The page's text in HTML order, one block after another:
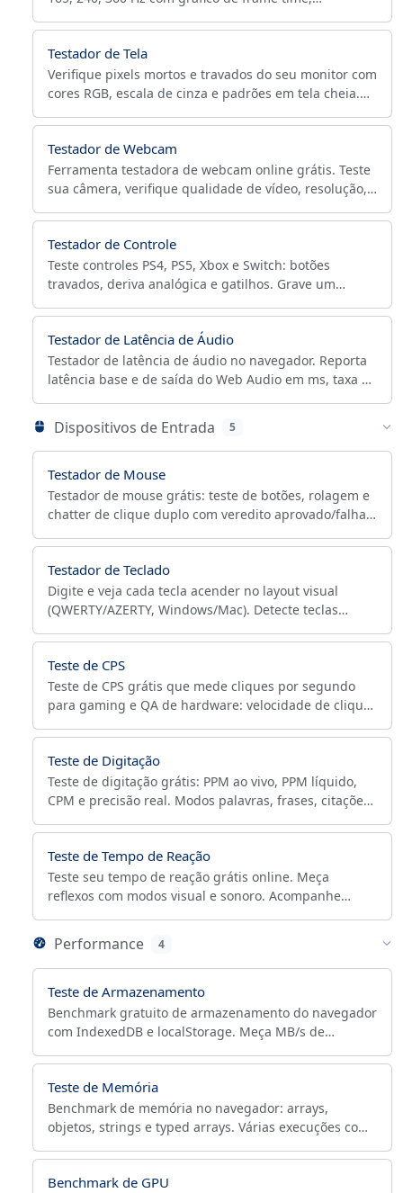
Testador de Tela
Verifique pixels mortos e travados do seu monitor com
cores RGB, escala de cinza e padrões em tela cheia.
Testador de Webcam
Ferramenta testadora de webcam online grátis. Teste
sua câmera, verifique qualidade de vídeo, resolução,
webcams antes de chamadas de vídeo, streaming ou
gravação.
Testador de Controle
Teste controles PS4, PS5, Xbox e Switch: botões
travados, deriva analógica e gatilhos. Grave um
Testador de Latência de Áudio
Testador de latência de áudio no navegador. Reporta
latência base e de saída do Web Audio em ms, taxa de
Dispositivos de Entrada 5
Testador de Mouse
Testador de mouse grátis: teste de botões, rolagem e
chatter de clique duplo com veredito aprovado/falha,
Testador de Teclado
Digite e veja cada tecla acender no layout visual
(QWERTY/AZERTY, Windows/Mac). Detecte teclas
Grátis.
Teste de CPS
Teste de CPS grátis que mede cliques por segundo
para gaming e QA de hardware: velocidade de clique,
Teste de Digitação
Teste de digitação grátis: PPM ao vivo, PPM líquido,
CPM e precisão real. Modos palavras, frases, citações
Teste de Tempo de Reação
Teste seu tempo de reação grátis online. Meça
reflexos com modos visual e sonoro. Acompanhe
Performance 4
Teste de Armazenamento
Benchmark gratuito de armazenamento do navegador
com IndexedDB e localStorage. Meça MB/s de
passagens.
Teste de Memória
Benchmark de memória no navegador: arrays,
objetos, strings e typed arrays. Várias execuções com
Benchmark de GPU